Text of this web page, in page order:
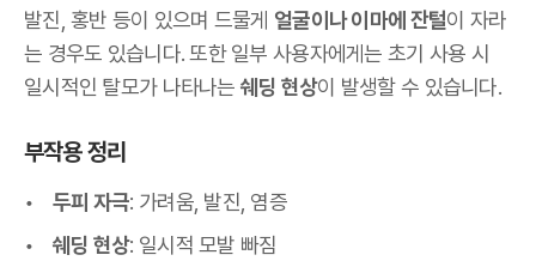
발진, 홍반 등이 있으며 드물게 얼굴이나 이마에 잔털이 자라
는 경우도 있습니다. 또한 일부 사용자에게는 초기 사용 시
일시적인 탈모가 나타나는 쉐딩 현상이 발생할 수 있습니다.
부작용 정리
두피 자극: 가려움, 발진, 염증
쉐딩 현상: 일시적 모발 빠짐